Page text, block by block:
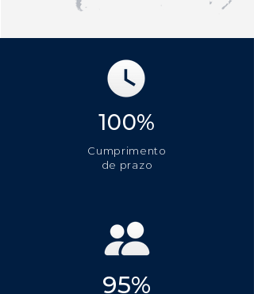
100%
Cumprimento
de prazo
95%